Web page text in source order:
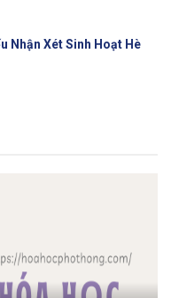
Nhận Xét Sinh Hoạt Hè